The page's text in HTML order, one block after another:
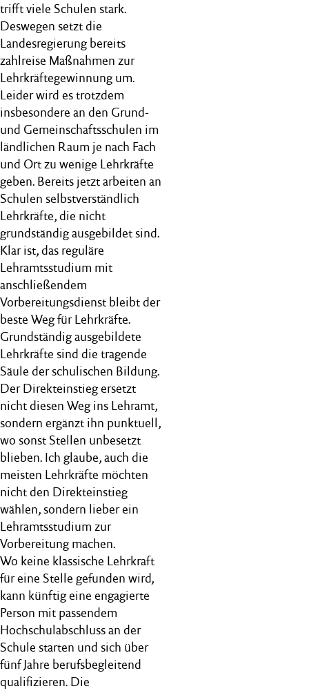
trifft viele Schulen stark.
Deswegen setzt die
Landesregierung bereits
zahlreise Maßnahmen zur
Lehrkräftegewinnung um.
Leider wird es trotzdem
insbesondere an den Grund-
und Gemeinschaftsschulen im
ländlichen Raum je nach Fach
und Ort zu wenige Lehrkräfte
geben. Bereits jetzt arbeiten an
Schulen selbstverständlich
Lehrkräfte, die nicht
grundständig ausgebildet sind.
Klar ist, das reguläre
Lehramtsstudium mit
anschließendem
Vorbereitungsdienst bleibt der
beste Weg für Lehrkräfte.
Grundständig ausgebildete
Lehrkräfte sind die tragende
Säule der schulischen Bildung.
Der Direkteinstieg ersetzt
nicht diesen Weg ins Lehramt,
sondern ergänzt ihn punktuell,
wo sonst Stellen unbesetzt
blieben. Ich glaube, auch die
meisten Lehrkräfte möchten
nicht den Direkteinstieg
wählen, sondern lieber ein
Lehramtsstudium zur
Vorbereitung machen.
Wo keine klassische Lehrkraft
für eine Stelle gefunden wird,
kann künftig eine engagierte
Person mit passendem
Hochschulabschluss an der
Schule starten und sich über
fünf Jahre berufsbegleitend
qualifizieren. Die